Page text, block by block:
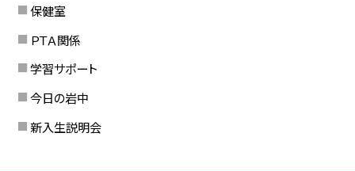
保健室
ＰＴＡ関係
学習サポート
今日の岩中
新入生説明会